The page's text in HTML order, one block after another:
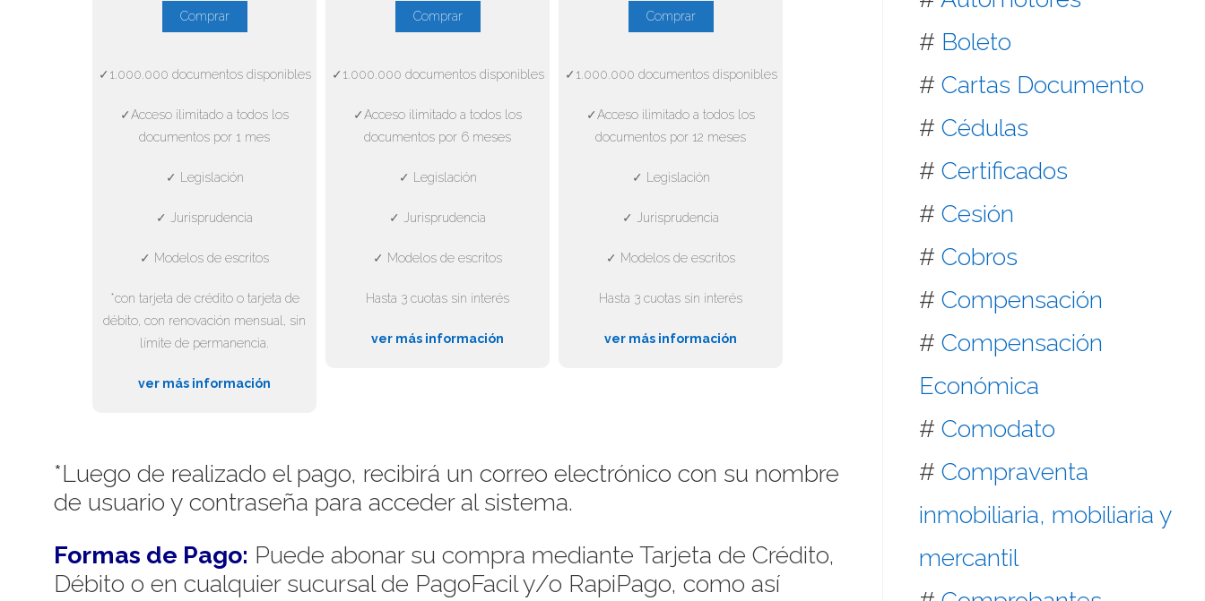
Comprar
✓1.000.000 documentos disponibles
✓Acceso ilimitado a todos los
documentos por 1 mes
✓ Legislación
✓ Jurisprudencia
✓ Modelos de escritos
*con tarjeta de crédito o tarjeta de
débito, con renovación mensual, sin
límite de permanencia.
ver más información
Comprar
✓1.000.000 documentos disponibles
✓Acceso ilimitado a todos los
documentos por 6 meses
✓ Legislación
✓ Jurisprudencia
✓ Modelos de escritos
Hasta 3 cuotas sin interés
ver más información
Comprar
✓1.000.000 documentos disponibles
✓Acceso ilimitado a todos los
documentos por 12 meses
✓ Legislación
✓ Jurisprudencia
✓ Modelos de escritos
Hasta 3 cuotas sin interés
ver más información
*Luego de realizado el pago, recibirá un correo electrónico con su nombre
de usuario y contraseña para acceder al sistema.
Formas de Pago: Puede abonar su compra mediante Tarjeta de Crédito,
Débito o en cualquier sucursal de PagoFacil y/o RapiPago, como así
# Boleto
#Cartas Documento
#Cédulas
#Certificados
#Cesión
#Cobros
#Compensación
#Compensación
Económica
#Comodato
#Compraventa
inmobiliaria, mobiliaria y
mercantil